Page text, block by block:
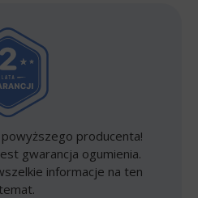
producenta!
gwarancja ogumienia.
informacje na ten
temat.